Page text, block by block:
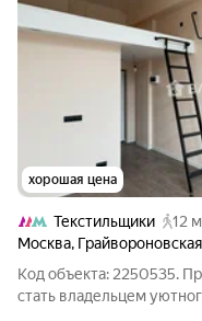
хорошая цена
Текстильщики
12
Москва,
Код объекта: 2250535.
стать владельцем